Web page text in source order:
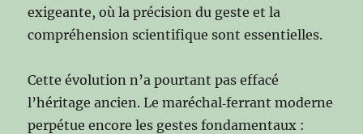
exigeante, où la précision du geste et la
compréhension scientifique sont essentielles.
Cette évolution n’a pourtant pas effacé
l’héritage ancien. Le maréchal‑ferrant moderne
perpétue encore les gestes fondamentaux :